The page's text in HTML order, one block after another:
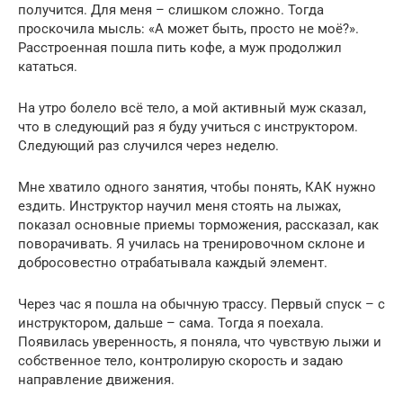
получится. Для меня – слишком сложно. Тогда
проскочила мысль: «А может быть, просто не моё?».
Расстроенная пошла пить кофе, а муж продолжил
кататься.
На утро болело всё тело, а мой активный муж сказал,
что в следующий раз я буду учиться с инструктором.
Следующий раз случился через неделю.
Мне хватило одного занятия, чтобы понять, КАК нужно
ездить. Инструктор научил меня стоять на лыжах,
показал основные приемы торможения, рассказал, как
поворачивать. Я училась на тренировочном склоне и
добросовестно отрабатывала каждый элемент.
Через час я пошла на обычную трассу. Первый спуск – с
инструктором, дальше – сама. Тогда я поехала.
Появилась уверенность, я поняла, что чувствую лыжи и
собственное тело, контролирую скорость и задаю
направление движения.